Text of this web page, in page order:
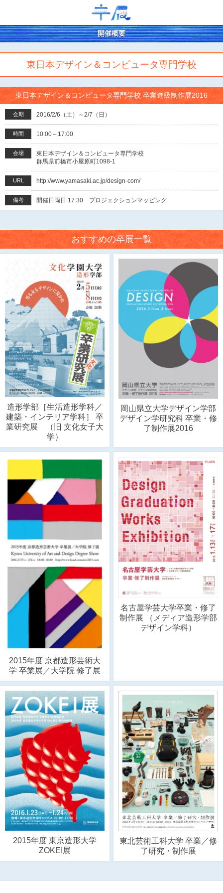
開催概要
東日本デザイン＆コンピュータ専門学校
東日本デザイン＆コンピュータ専門学校 卒業進級制作展2016
会期 2016/2/6（土）～2/7（日）
時間 10:00～17:00
会場
東日本デザイン＆コンピュータ専門学校
群馬県前橋市小屋原町1098-1
URL http://www.yamasaki.ac.jp/design-com/
備考 開催日両日 17:30 プロジェクションマッピング
おすすめの卒展一覧
造形学部［生活造形学科／
建築・インテリア学科］ 卒
業研究展 （旧 文化女子大
学）
岡山県立大学デザイン学部
デザイン学研究科 卒業・修
了制作展2016
2015年度 京都造形芸術大
学 卒業展／大学院 修了展
名古屋学芸大学卒業・修了
制作展 （メディア造形学部
デザイン学科）
2015年度 東京造形大学
ZOKEI展
東北芸術工科大学 卒業／修
了研究・制作展